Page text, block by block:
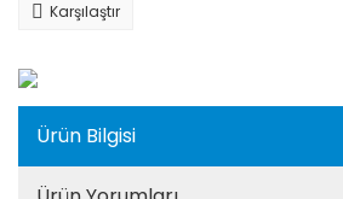
Karşılaştır
Ürün Bilgisi